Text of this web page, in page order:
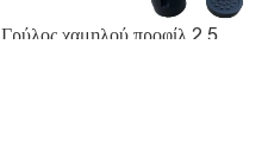
Γρύλος χαμηλού προφίλ 2,5